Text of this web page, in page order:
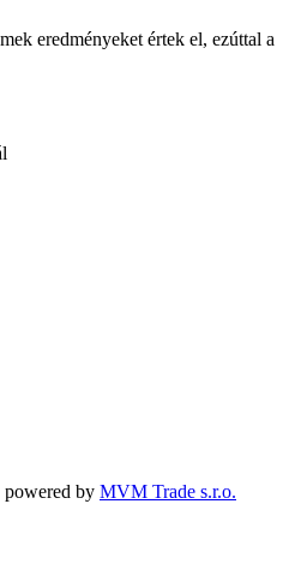
eredményeket értek el, ezúttal a
by MVM Trade s.r.o.